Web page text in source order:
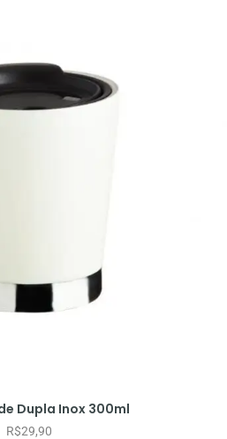
Dupla Inox 300ml
R$29,90